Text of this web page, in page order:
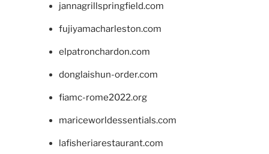
jannagrillspringfield.com
fujiyamacharleston.com
elpatronchardon.com
donglaishun-order.com
fiamc-rome2022.org
mariceworldessentials.com
lafisheriarestaurant.com